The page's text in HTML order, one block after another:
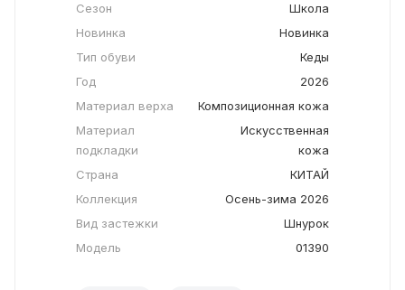
Сезон
Школа
Новинка
Новинка
Тип обуви
Кеды
Год
2026
Материал верха
Композиционная кожа
Материал
подкладки
Искусственная
кожа
Страна
КИТАЙ
Коллекция
Осень-зима 2026
Вид застежки
Шнурок
Модель
01390